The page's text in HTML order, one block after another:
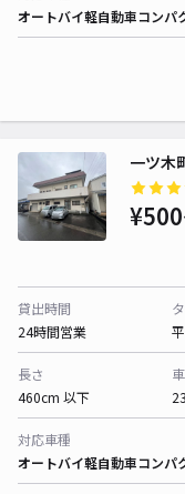
オートバイ軽自動車コンパ
一ツ木
貸出時間
24時間営業
長さ
460cm 以下
対応車種
オートバイ軽自動車コンパ